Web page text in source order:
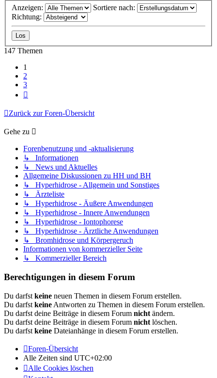
Anzeigen:
Sortiere nach:
Richtung:
147 Themen
1
2
3
Zurück zur Foren-Übersicht
Gehe zu
Forenbenutzung und -aktualisierung
↳ Informationen
↳ News und Aktuelles
Allgemeine Diskussionen zu HH und BH
↳ Hyperhidrose - Allgemein und Sonstiges
↳ Ärzteliste
↳ Hyperhidrose - Äußere Anwendungen
↳ Hyperhidrose - Innere Anwendungen
↳ Hyperhidrose - Iontophorese
↳ Hyperhidrose - Ärztliche Anwendungen
↳ Bromhidrose und Körpergeruch
Informationen von kommerzieller Seite
↳ Kommerzieller Bereich
Berechtigungen in diesem Forum
Du darfst keine neuen Themen in diesem Forum erstellen.
Du darfst keine Antworten zu Themen in diesem Forum erstellen.
Du darfst deine Beiträge in diesem Forum nicht ändern.
Du darfst deine Beiträge in diesem Forum nicht löschen.
Du darfst keine Dateianhänge in diesem Forum erstellen.
Foren-Übersicht
Alle Zeiten sind UTC+02:00
Alle Cookies löschen